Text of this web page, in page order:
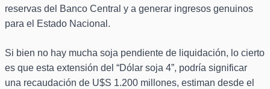
reservas del Banco Central y a generar ingresos genuinos
para el Estado Nacional.
Si bien no hay mucha soja pendiente de liquidación, lo cierto
es que esta extensión del “Dólar soja 4”, podría significar
una recaudación de U$S 1.200 millones, estiman desde el